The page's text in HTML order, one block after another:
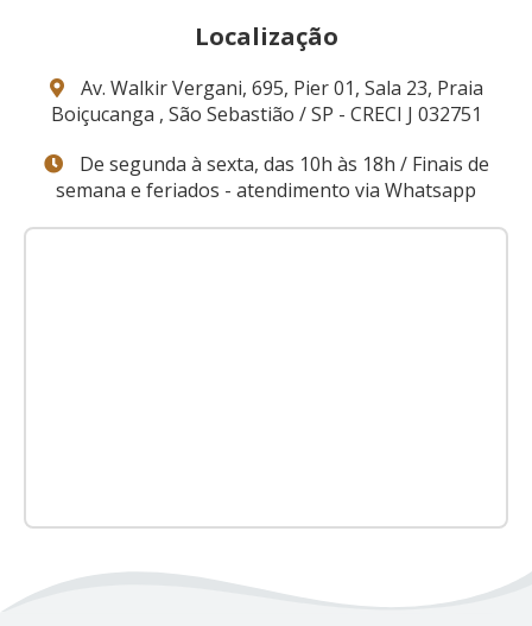
Localização
Av. Walkir Vergani, 695, Pier 01, Sala 23, Praia
Boiçucanga , São Sebastião / SP - CRECI J 032751
De segunda à sexta, das 10h às 18h / Finais de
semana e feriados - atendimento via Whatsapp